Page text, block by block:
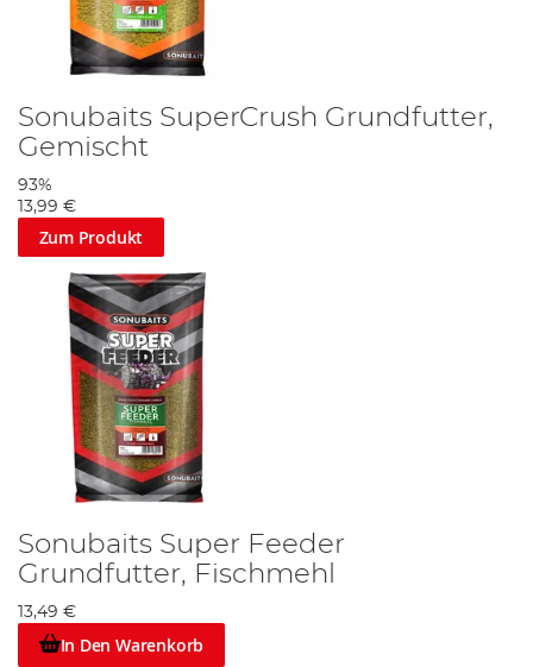
Sonubaits SuperCrush Grundfutter,
Gemischt
93%
13,99 €
Zum Produkt
Sonubaits Super Feeder
Grundfutter, Fischmehl
13,49 €
In Den Warenkorb